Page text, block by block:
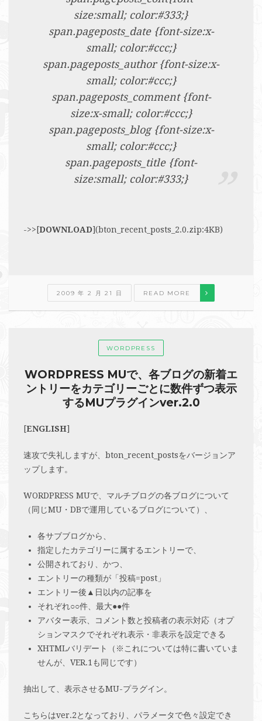
size:small; color:#333;}
span.pageposts_date {font-size:x-
small; color:#ccc;}
span.pageposts_author {font-size:x-
small; color:#ccc;}
span.pageposts_comment {font-
size:x-small; color:#ccc;}
span.pageposts_blog {font-size:x-
small; color:#ccc;}
span.pageposts_title {font-
size:small; color:#333;}
->>[DOWNLOAD](bton_recent_posts_2.0.zip:4KB)
2009 年 2 月 21 日 READ MORE
WORDPRESS
WORDPRESS MUで、各ブログの新着エ
ントリーをカテゴリーごとに数件ずつ表示
するMUプラグインver.2.0
[ENGLISH]
速攻で失礼しますが、bton_recent_postsをバージョンア
ップします。
WORDPRESS MUで、マルチブログの各ブログについて
（同じMU・DBで運用しているブログについて）、
各サブブログから、
指定したカテゴリーに属するエントリーで、
公開されており、かつ、
エントリーの種類が「投稿=post」
エントリー後▲日以内の記事を
それぞれ○○件、最大●●件
アバター表示、コメント数と投稿者の表示対応（オプ
ションマスクでそれぞれ表示・非表示を設定できる
XHTMLバリデート（※これについては特に書いていま
せんが、VER.1も同じです）
抽出して、表示させるMU-プラグイン。
こちらはver.2となっており、パラメータで色々設定でき